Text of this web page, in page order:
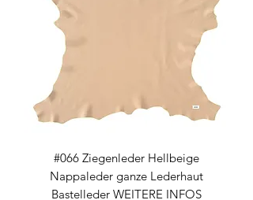
#066 Ziegenleder Hellbeige
Nappaleder ganze Lederhaut
Bastelleder WEITERE INFOS